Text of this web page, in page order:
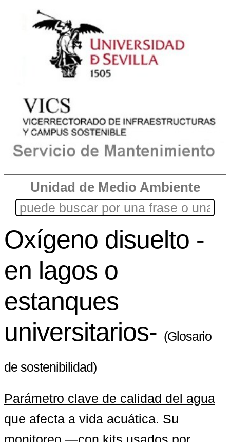
Unidad de Medio Ambiente
Oxígeno disuelto -
en lagos o
estanques
universitarios- (Glosario
de sostenibilidad)
Parámetro clave de calidad del agua
que afecta a vida acuática. Su